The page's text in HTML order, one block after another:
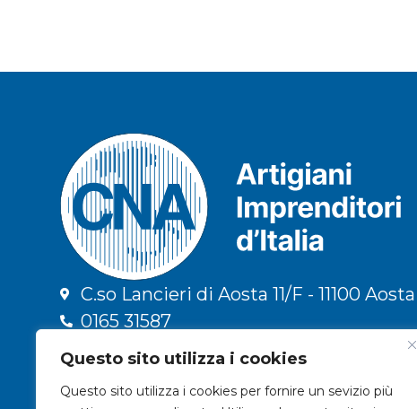
Questo sito utilizza i cookies
Questo sito utilizza i cookies per fornire un sevizio più
C.so Lancieri di Aosta 11/F - 11100 Aosta
0165 31587
info@cna.ao.it
C.F. 91009300079 | P.IVA 01196090078